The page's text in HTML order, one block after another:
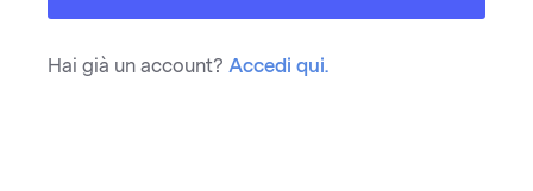
Hai già un account? Accedi qui.